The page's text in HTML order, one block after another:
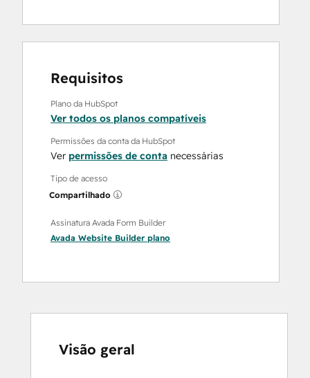
Requisitos
Plano da HubSpot
Ver todos os planos compatíveis
Permissões da conta da HubSpot
Ver permissões de conta necessárias
Tipo de acesso
Compartilhado
Assinatura Avada Form Builder
Avada Website Builder plano
Visão geral